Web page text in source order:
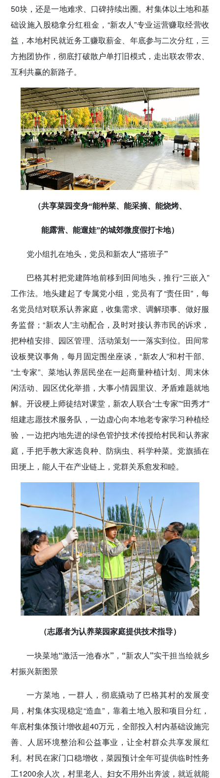
50块，还是一地难求、口碑持续出圈。村集体以土地和基
础设施入股稳拿分红租金，“新农人”专业运营赚取经营收
益，本地村民就近务工赚取薪金、年底参与二次分红，三
方抱团协作，彻底打破散户单打旧模式，走出联农带农、
互利共赢的新路子。
（共享菜园变身“能种菜、能采摘、能烧烤、
能露营、能遛娃”的城郊微度假打卡地）
党小组扎在地头，党员和新农人“搭班子”
巴格其村把党建阵地前移到田间地头，推行“三嵌入”
工作法。地头建起了专属党小组，党员有了“责任田”，每
名党员结对联系认养家庭，收集需求、调解琐事、做好服
务监督；“新农人”主动配合，及时对接认养市民的诉求，
把种植安排、园区管理、活动策划一一落实到位。田间常
设板凳议事角，每月固定围坐座谈，“新农人”和村干部、
“土专家”、菜地认养居民坐在一起商量种植计划、周末休
闲活动、园区优化举措，大事小情园里议、矛盾难题就地
解。开设梗上师徒结对课堂，新农人联合“土专家”“田秀才”
组建志愿技术服务队，一边虚心向本地老专家学习种植经
验，一边把内地先进的绿色管护技术传授给村民和认养家
庭，手把手教大家选良种、防病虫、科学种菜。党旗插在
田埂上，能人干在产业链上，党群关系愈发和睦。
（志愿者为认养菜园家庭提供技术指导）
一块菜地“激活一池春水”，“新农人”实干担当绘就乡
村振兴新图景
一方菜地，一群人，彻底撬动了巴格其村的发展变
局，村集体实现稳定“造血”，靠着土地入股和项目分红，
年底村集体预计增收超40万元，全部投入村内基础设施完
善、人居环境整治和公益事业，让全村群众共享发展红
利。村民在家门口稳增收，菜园预计全年可提供临时性务
工1200余人次，村里老人、妇女不用外出奔波，就近就能